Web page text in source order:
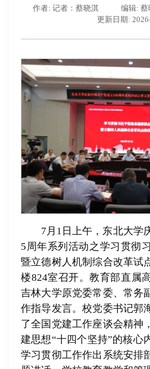
作者: 记者：蔡晓淇 编辑: 蔡
更新日期:
7月1日上午，东北大学
5周年系列活动之学习贯彻
暨立德树人机制综合改革试
楼824室召开。教育部直属
吉林大学原党委常委、常务
作指导发言。校党委书记郭
了全国党建工作座谈会精神
建思想“十四个坚持”的核心
学习贯彻工作作出系统安排